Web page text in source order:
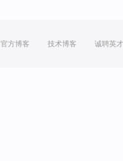
官方博客 技术博客 诚聘英才